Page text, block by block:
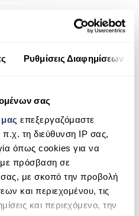
Ρυθμίσεις Διαφημίσεων
σας
επεξεργαζόμαστε
τη διεύθυνση IP σας,
όπως cookies για να
πρόσβαση σε
με σκοπό την προβολή
και περιεχομένου, τις
και περιεχόμενο, την